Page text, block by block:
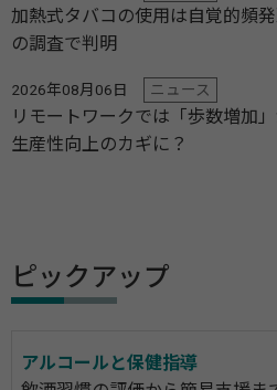
加熱式タバコの使用は自覚的頻
の調査で判明
2026年08月06日 ニュース
リモートワークでは「歩数増加
生産性向上のカギに？
ピックアップ
アルコールと保健指導